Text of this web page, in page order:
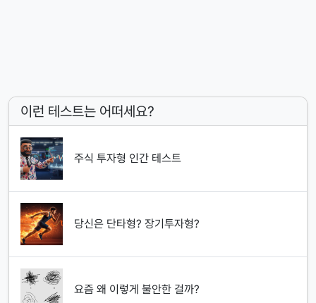
이런 테스트는 어떠세요?
주식 투자형 인간 테스트
당신은 단타형? 장기투자형?
요즘 왜 이렇게 불안한 걸까?